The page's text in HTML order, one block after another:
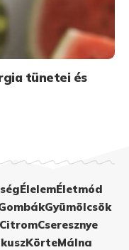
tünetei és
ÉlelemÉletmód
Gyümölcsök
CitromCseresznye
KörteMálna